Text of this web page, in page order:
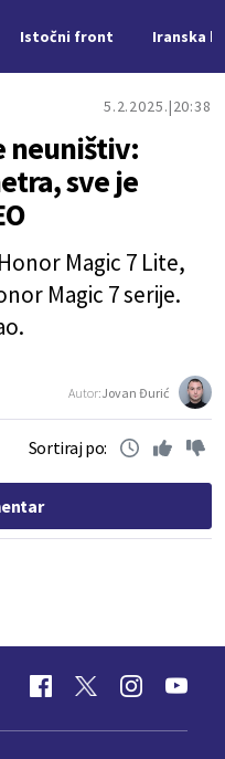
Istočni front Iranska
5.2.2025. 20:38
neuništiv:
sve je
Magic 7 Lite,
Magic 7 serije.
Autor:Jovan Đurić
Sortiraj po: